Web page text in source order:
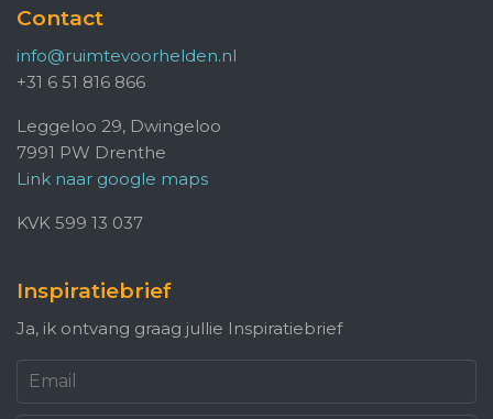
Contact
info@ruimtevoorhelden.nl
+31 6 51 816 866
Leggeloo 29, Dwingeloo
7991 PW Drenthe
Link naar google maps
KVK 599 13 037
Inspiratiebrief
Ja, ik ontvang graag jullie Inspiratiebrief